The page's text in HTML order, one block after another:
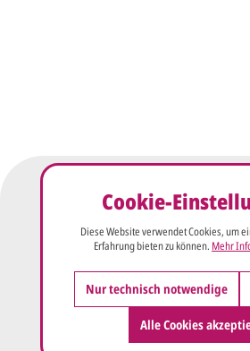
Cookie-
Diese Website verwendet Cookies, um
Erfahrung bieten zu können. Mehr
Nur technisch notwendige
Alle Cookies